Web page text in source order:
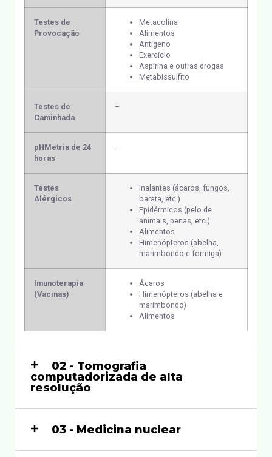
Testes de
Provocação
Metacolina
Alimentos
Antígeno
Exercício
Aspirina e outras drogas
Metabissulfito
Testes de
Caminhada
–
pHMetria de 24
horas
–
Testes
Alérgicos
Inalantes (ácaros, fungos,
barata, etc.)
Epidérmicos (pelo de
animais, penas, etc.)
Alimentos
Himenópteros (abelha,
marimbondo e formiga)
Imunoterapia
(Vacinas)
Ácaros
Himenópteros (abelha e
marimbondo)
Alimentos
02 - Tomografia
computadorizada de alta
resolução
03 - Medicina nuclear